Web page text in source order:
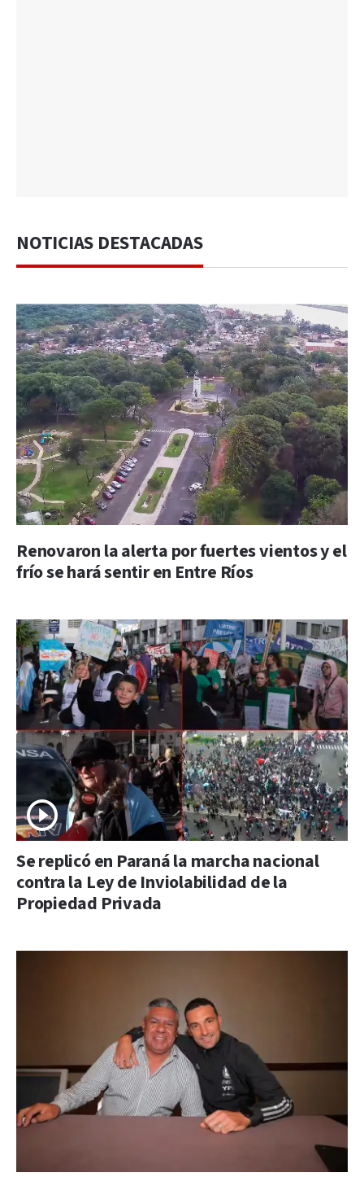
NOTICIAS DESTACADAS
Renovaron la alerta por fuertes vientos y el
frío se hará sentir en Entre Ríos
Se replicó en Paraná la marcha nacional
contra la Ley de Inviolabilidad de la
Propiedad Privada